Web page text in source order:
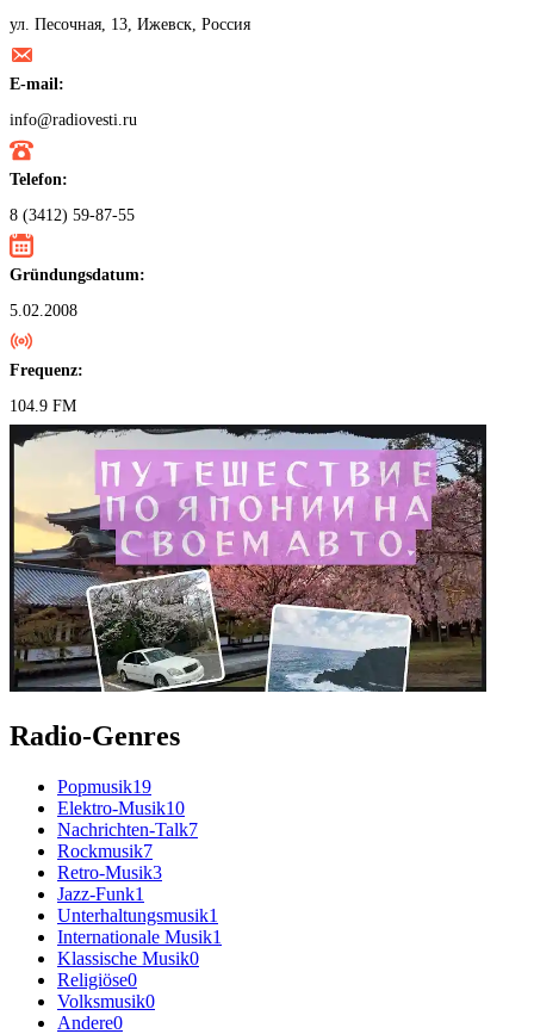
ул. Песочная, 13, Ижевск, Россия
E-mail:
info@radiovesti.ru
Telefon:
8 (3412) 59-87-55
Gründungsdatum:
5.02.2008
Frequenz:
104.9 FM
Radio-Genres
Popmusik19
Elektro-Musik10
Nachrichten-Talk7
Rockmusik7
Retro-Musik3
Jazz-Funk1
Unterhaltungsmusik1
Internationale Musik1
Klassische Musik0
Religiöse0
Volksmusik0
Andere0